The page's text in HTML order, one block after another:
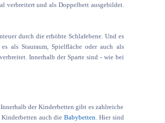
verbreitert und als Doppelbett ausgebildet.
durch die erhöhte Schlafebene. Und es
als Stauraum, Spielfläche oder auch als
Innerhalb der Sparte sind - wie bei
der Kinderbetten gibt es zahlreiche
Kinderbetten auch dieBabybetten. Hier sind